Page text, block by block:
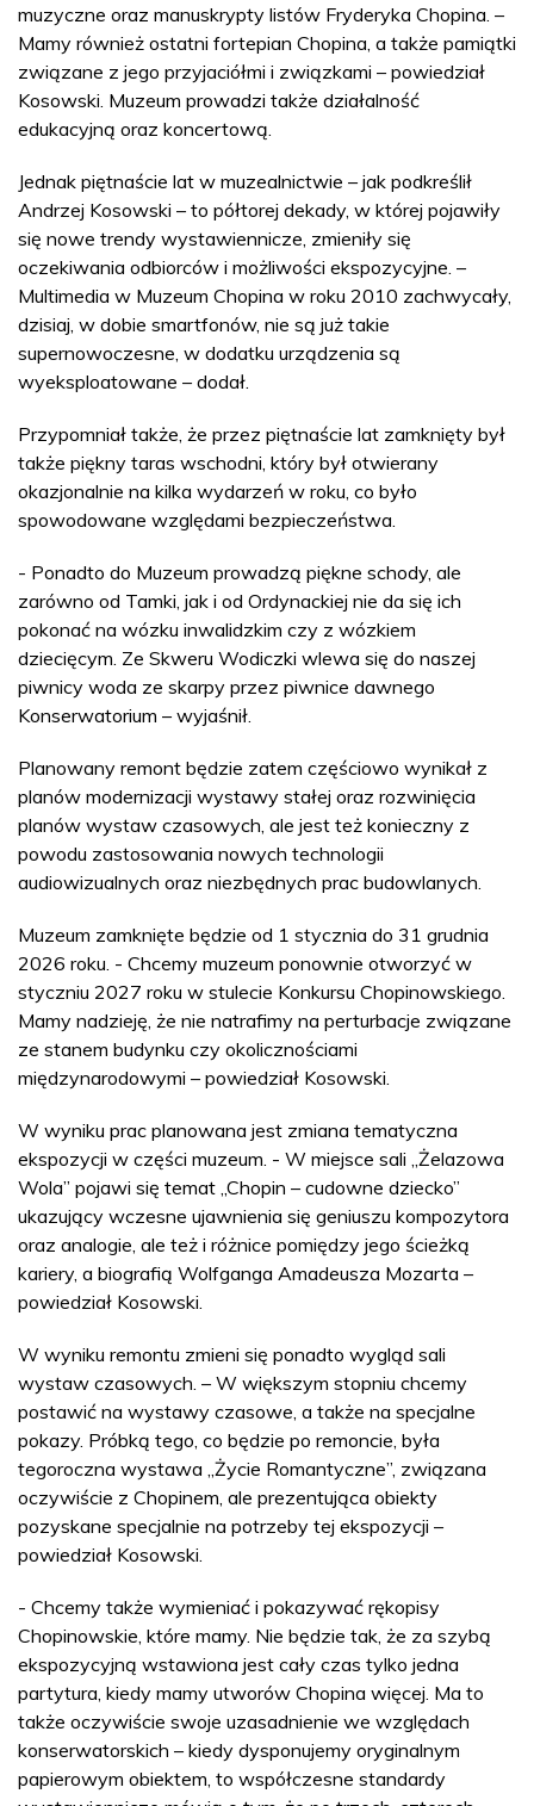
muzyczne oraz manuskrypty listów Fryderyka Chopina. –
Mamy również ostatni fortepian Chopina, a także pamiątki
związane z jego przyjaciółmi i związkami – powiedział
Kosowski. Muzeum prowadzi także działalność
edukacyjną oraz koncertową.
Jednak piętnaście lat w muzealnictwie – jak podkreślił
Andrzej Kosowski – to półtorej dekady, w której pojawiły
się nowe trendy wystawiennicze, zmieniły się
oczekiwania odbiorców i możliwości ekspozycyjne. –
Multimedia w Muzeum Chopina w roku 2010 zachwycały,
dzisiaj, w dobie smartfonów, nie są już takie
supernowoczesne, w dodatku urządzenia są
wyeksploatowane – dodał.
Przypomniał także, że przez piętnaście lat zamknięty był
także piękny taras wschodni, który był otwierany
okazjonalnie na kilka wydarzeń w roku, co było
spowodowane względami bezpieczeństwa.
- Ponadto do Muzeum prowadzą piękne schody, ale
zarówno od Tamki, jak i od Ordynackiej nie da się ich
pokonać na wózku inwalidzkim czy z wózkiem
dziecięcym. Ze Skweru Wodiczki wlewa się do naszej
piwnicy woda ze skarpy przez piwnice dawnego
Konserwatorium – wyjaśnił.
Planowany remont będzie zatem częściowo wynikał z
planów modernizacji wystawy stałej oraz rozwinięcia
planów wystaw czasowych, ale jest też konieczny z
powodu zastosowania nowych technologii
audiowizualnych oraz niezbędnych prac budowlanych.
Muzeum zamknięte będzie od 1 stycznia do 31 grudnia
2026 roku. - Chcemy muzeum ponownie otworzyć w
styczniu 2027 roku w stulecie Konkursu Chopinowskiego.
Mamy nadzieję, że nie natrafimy na perturbacje związane
ze stanem budynku czy okolicznościami
międzynarodowymi – powiedział Kosowski.
W wyniku prac planowana jest zmiana tematyczna
ekspozycji w części muzeum. - W miejsce sali „Żelazowa
Wola” pojawi się temat „Chopin – cudowne dziecko”
ukazujący wczesne ujawnienia się geniuszu kompozytora
oraz analogie, ale też i różnice pomiędzy jego ścieżką
kariery, a biografią Wolfganga Amadeusza Mozarta –
powiedział Kosowski.
W wyniku remontu zmieni się ponadto wygląd sali
wystaw czasowych. – W większym stopniu chcemy
postawić na wystawy czasowe, a także na specjalne
pokazy. Próbką tego, co będzie po remoncie, była
tegoroczna wystawa „Życie Romantyczne”, związana
oczywiście z Chopinem, ale prezentująca obiekty
pozyskane specjalnie na potrzeby tej ekspozycji –
powiedział Kosowski.
- Chcemy także wymieniać i pokazywać rękopisy
Chopinowskie, które mamy. Nie będzie tak, że za szybą
ekspozycyjną wstawiona jest cały czas tylko jedna
partytura, kiedy mamy utworów Chopina więcej. Ma to
także oczywiście swoje uzasadnienie we względach
konserwatorskich – kiedy dysponujemy oryginalnym
papierowym obiektem, to współczesne standardy